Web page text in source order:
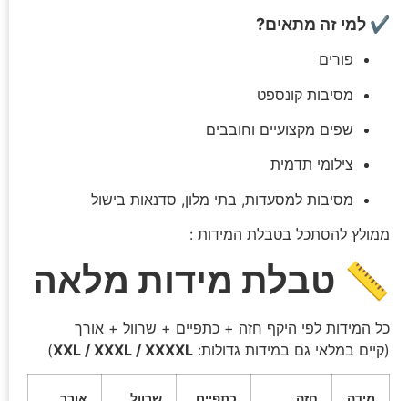
✔ למי זה מתאים?
פורים
מסיבות קונספט
שפים מקצועיים וחובבים
צילומי תדמית
מסיבות למסעדות, בתי מלון, סדנאות בישול
ממולץ להסתכל בטבלת המידות :
📏 טבלת מידות מלאה
כל המידות לפי היקף חזה + כתפיים + שרוול + אורך
(קיים במלאי גם במידות גדולות: XXL / XXXL / XXXXL
)
מידה חזה כתפיים שרוול אורך